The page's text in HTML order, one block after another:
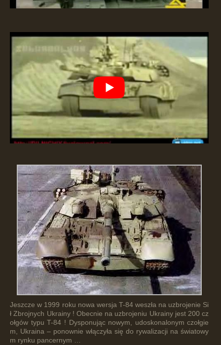
Jeszcze w 1999 roku nowa wersja T-84 weszła na uzbrojenie Si
ł Zbrojnych Ukrainy ! Obecnie na uzbrojeniu Ukrainy jest 200 cz
ołgów typu T-84 ! Dysponując nowym, udoskonalonym czołgie
m, Ukraina – ponownie włączyła się do rywalizacji na światowy
m rynku pancernym …